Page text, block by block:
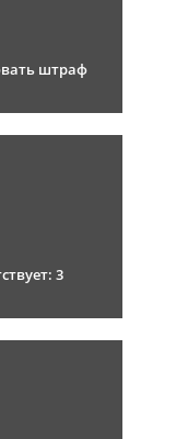
штраф
3